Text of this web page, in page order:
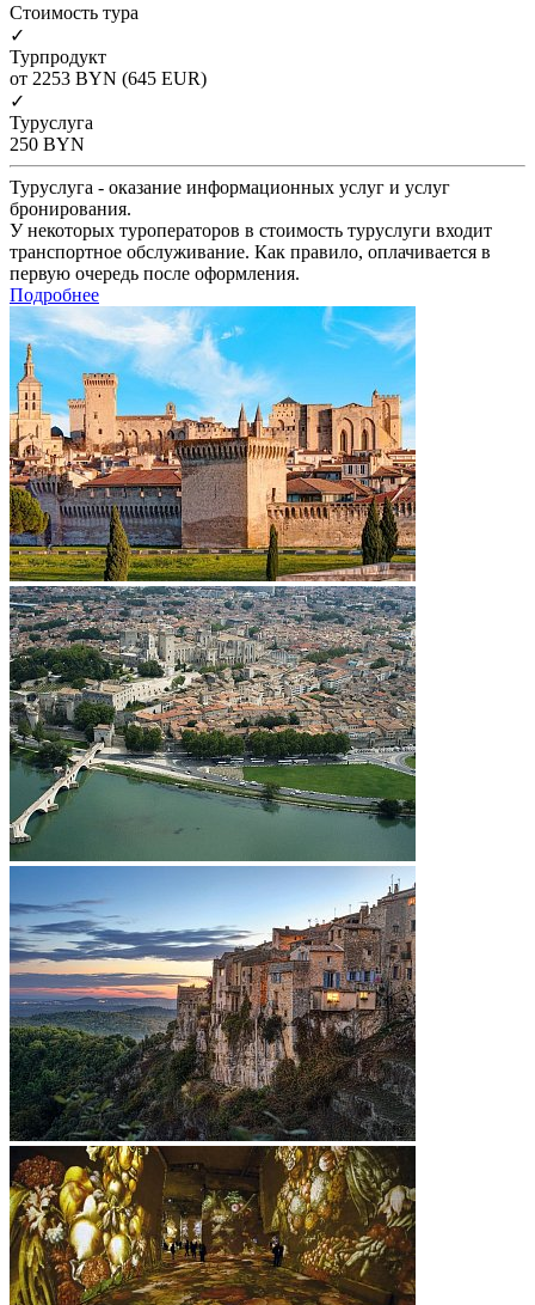
Cтоимость тура
✓
Турпродукт
от 2253 BYN (645 EUR)
✓
Туруслуга
250 BYN
Туруслуга - оказание информационных услуг и услуг
бронирования.
У некоторых туроператоров в стоимость туруслуги входит
транспортное обслуживание. Как правило, оплачивается в
первую очередь после оформления.
Подробнее